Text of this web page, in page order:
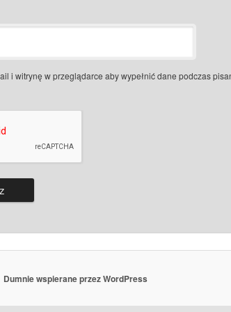
i witrynę w przeglądarce aby wypełnić dane podczas
Dumnie wspierane przez WordPress